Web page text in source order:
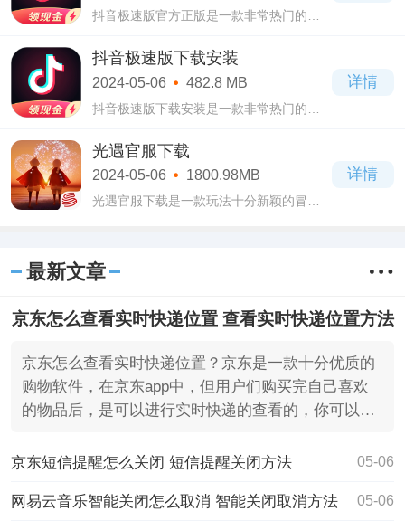
抖音极速版官方正版是一款非常热门的短
览视频，而抖音极速版官方正版则是抖音
延伸出来的一款软件，它比抖音的内存占
用得更
抖音极速版下载安装
2024-05-06 482.8 MB
抖音极速版下载安装是一款非常热门的短
件当中我们可以看到很多有趣的短视频，
无论你喜欢萌宠、体育赛事、综艺娱乐、
影视电
详情
光遇官服下载
2024-05-06 1800.98MB
光遇官服下载是一款玩法十分新颖的冒险
法很是
详情
最新文章
京东怎么查看实时快递位置 查看实时快递位置方法
京东怎么查看实时快递位置？京东是一款十分优质的
购物软件，在京东app中，但用户们购买完自己喜欢
的物品后，是可以进行实时快递的查看的，你可以观
京东短信提醒怎么关闭 短信提醒关闭方法 05-06
网易云音乐智能关闭怎么取消 智能关闭取消方法 05-06